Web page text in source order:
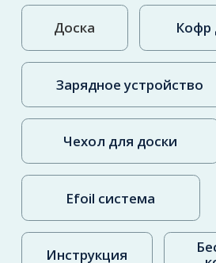
инженеры.
Гарантия на запчасти и
работы.
Компания официальный
дистрибьютор торговых марок
Radinn, Flite, Awake, Lift foils в России.